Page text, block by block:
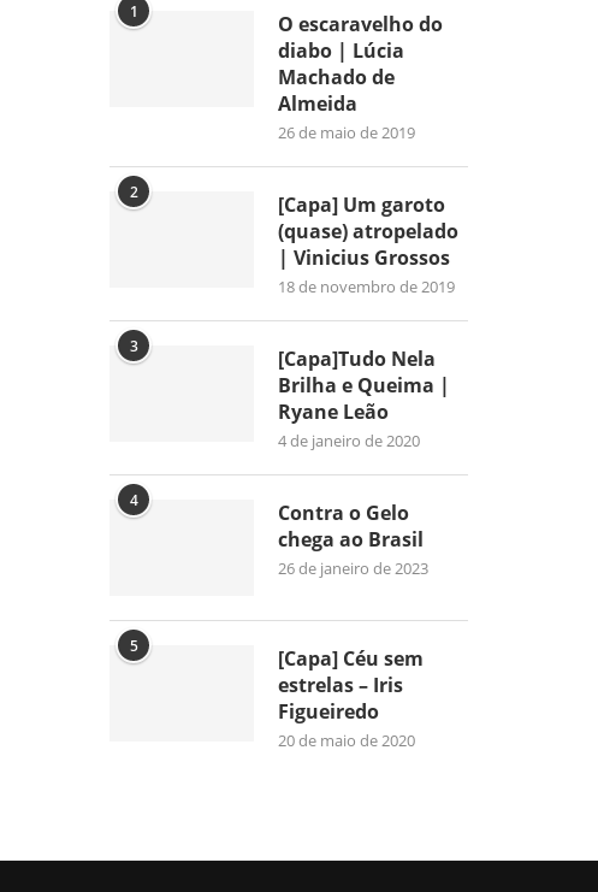
1
O escaravelho do
diabo | Lúcia
Machado de
Almeida
26 de maio de 2019
2
[Capa] Um garoto
(quase) atropelado
| Vinicius Grossos
18 de novembro de 2019
3
[Capa]Tudo Nela
Brilha e Queima |
Ryane Leão
4 de janeiro de 2020
4
Contra o Gelo
chega ao Brasil
26 de janeiro de 2023
5
[Capa] Céu sem
estrelas – Iris
Figueiredo
20 de maio de 2020